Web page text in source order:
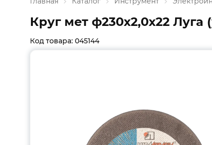
Круг мет ф230х2,0х22 Луга
Код товара: 045144